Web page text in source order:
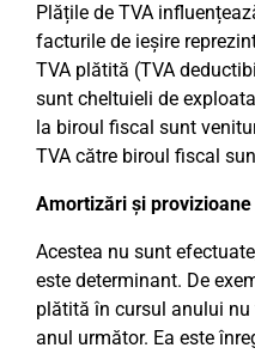
Plățile de TVA
facturile de ieșire
TVA plătită (TVA
sunt cheltuieli de
la biroul fiscal sunt
TVA către biroul fiscal
Amortizări și provizioane
Acestea nu sunt
este determinant. De
plătită în cursul anului
anul următor. Ea este